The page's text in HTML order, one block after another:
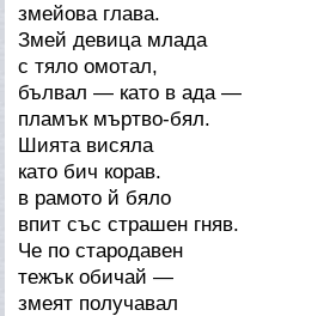
змейова глава.
Змей девица млада
с тяло омотал,
бълвал — като в ада —
пламък мъртво-бял.
Шията висяла
като бич корав.
в рамото й бяло
впит със страшен гняв.
Че по стародавен
тежък обичай —
змеят получавал